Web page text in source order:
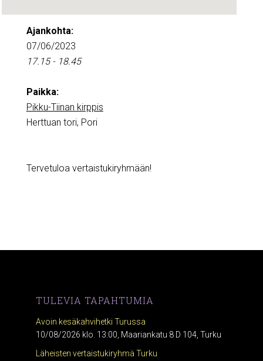
Ajankohta:
07/06/2023
17.15 - 18.45
Paikka:
Pikku-Tiinan kirppis
Herttuan tori, Pori
Tervetuloa vertaistukiryhmään!
TULEVIA TAPAHTUMIA
Avoin kesäkahvihetki Turussa
10/08/2026 klo. 13:00, Maariankatu 8 D 104, Turku
Läheisten vertaistukiryhmä Turku